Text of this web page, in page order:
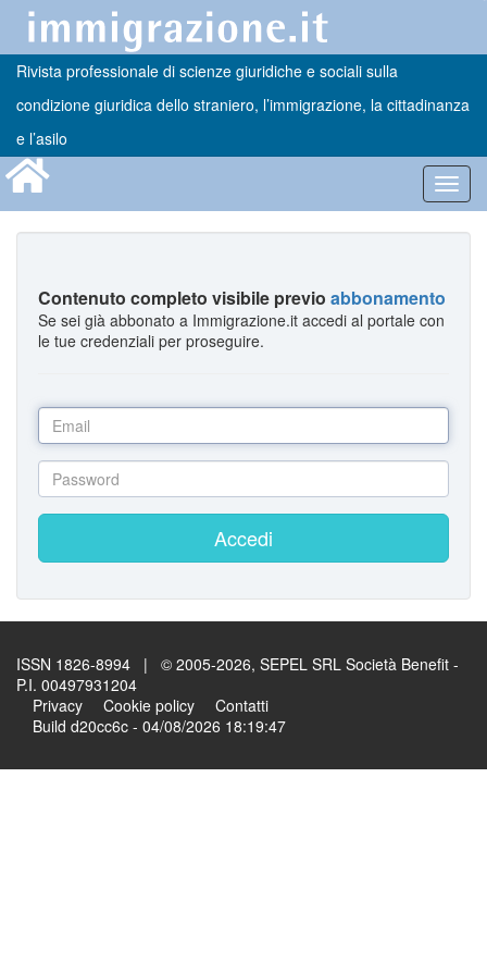
Rivista professionale di scienze giuridiche e sociali sulla
condizione giuridica dello straniero, l’immigrazione, la cittadinanza
e l’asilo
Contenuto completo visibile previo abbonamento
Se sei già abbonato a Immigrazione.it accedi al portale con
le tue credenziali per proseguire.
Accedi
ISSN 1826-8994 | © 2005-2026, SEPEL SRL Società Benefit -
P.I. 00497931204
Privacy
Cookie policy
Contatti
Build d20cc6c - 04/08/2026 18:19:47